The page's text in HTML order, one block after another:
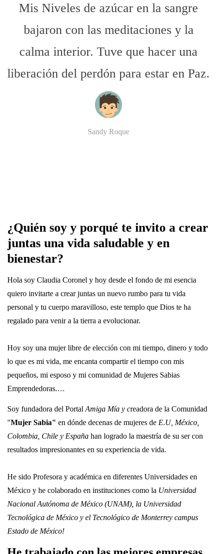
Mis Niveles de azúcar en la sangre
bajaron con las meditaciones y la
calma interior. Tuve que hacer una
liberación del perdón para estar en Paz.
Sandy Roque
¿Quién soy y porqué te invito a crear
juntas una vida saludable y en
bienestar?
Hola soy Claudia Coronel y hoy desde el fondo de mi esencia
quiero invitarte a crear juntas un nuevo rumbo para tu vida
personal y tu cuerpo maravilloso, este templo que Dios te ha
regalado para venir a la tierra a evolucionar.
Hoy soy una mujer libre de elección con mi tiempo, dinero y todo
lo que es mi vida, me encanta compartir el tiempo con mis
pequeños, mi esposo y mi comunidad de Mujeres Sabias
Emprendedoras.…
Soy fundadora del Portal Amiga Mía y creadora de la Comunidad
"Mujer Sabia" en dónde decenas de mujeres de E.U, México,
Colombia, Chile y España han logrado la maestría de su ser con
resultados impresionantes en su experiencia de vida.
He sido Profesora y académica en diferentes Universidades en
México y he colaborado en instituciones como la Universidad
Nacional Autónoma de México (UNAM), la Universidad
Tecnológica de México y el Tecnológico de Monterrey campus
Estado de México!